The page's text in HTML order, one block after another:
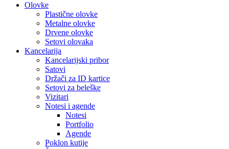
Olovke
Plastične olovke
Metalne olovke
Drvene olovke
Setovi olovaka
Kancelarija
Kancelarijski pribor
Satovi
Držači za ID kartice
Setovi za beleške
Vizitari
Notesi i agende
Notesi
Portfolio
Agende
Poklon kutije